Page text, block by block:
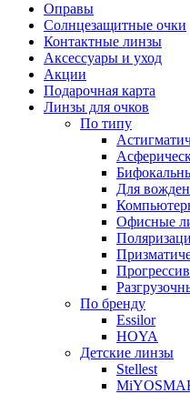
Оправы
Солнцезащитные очки
Контактные линзы
Аксессуары и уход
Акции
Подарочная карта
Линзы для очков
По типу
Для
Офисные
По бренду
Essilor
HOYA
Детские линзы
Stellest